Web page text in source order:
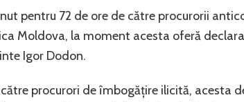
pentru 72 de ore de către procurorii
Moldova, la moment acesta oferă
Igor Dodon.
procurori de îmbogățire ilicită, acesta